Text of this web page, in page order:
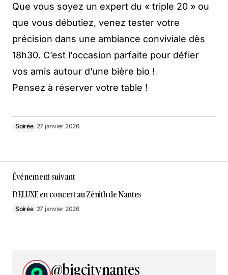
Que vous soyez un expert du « triple 20 » ou
que vous débutiez, venez tester votre
précision dans une ambiance conviviale dès
18h30. C’est l’occasion parfaite pour défier
vos amis autour d’une bière bio !
Pensez à réserver votre table !
Soirée 27 janvier 2026
Événement suivant
DELUXE en concert au Zénith de Nantes
Soirée 27 janvier 2026
@bigcitynantes